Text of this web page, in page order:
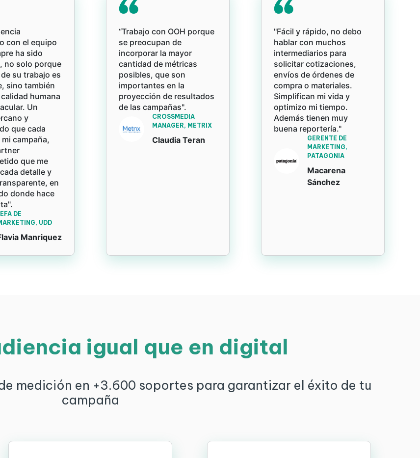
con el equipo
ha sido
no solo porque
su trabajo es
sino también
humana
Un
y
que cada
campaña,
que me
detalle y
en
donde hace
DE
UDD
Manriquez
“Trabajo con OOH porque
se preocupan de
incorporar la mayor
cantidad de métricas
posibles, que son
importantes en la
proyección de resultados
de las campañas".
CROSSMEDIA
MANAGER, METRIX
Claudia Teran
"Fácil y rápido, no debo
hablar con muchos
intermediarios para
solicitar cotizaciones,
envíos de órdenes de
compra o materiales.
Simplifican mi vida y
optimizo mi tiempo.
Además tienen muy
buena reportería."
GERENTE DE
MARKETING,
PATAGONIA
Macarena
Sánchez
igual que en digital
medición en +3.600 soportes para garantizar el éxito de tu
campaña